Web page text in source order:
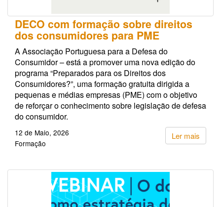
DECO com formação sobre direitos
dos consumidores para PME
A Associação Portuguesa para a Defesa do
Consumidor – está a promover uma nova edição do
programa “Preparados para os Direitos dos
Consumidores?”, uma formação gratuita dirigida a
pequenas e médias empresas (PME) com o objetivo
de reforçar o conhecimento sobre legislação de defesa
do consumidor.
Ler mais
12 de Maio, 2026
Formação